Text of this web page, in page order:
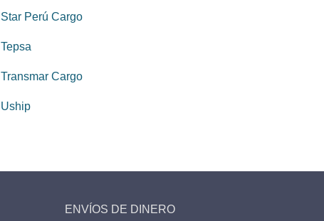
Star Perú Cargo
Tepsa
Transmar Cargo
Uship
ENVÍOS DE DINERO